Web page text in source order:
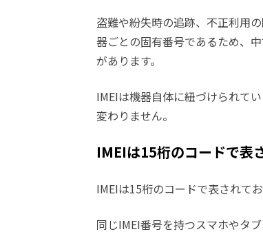
盗難や紛失時の追跡、不正利用
器ごとの固有番号であるため、
があります。
IMEIは機器自体に紐づけられて
変わりません。
IMEIは15桁のコードで表
IMEIは15桁のコードで表されて
同じIMEI番号を持つスマホやタ